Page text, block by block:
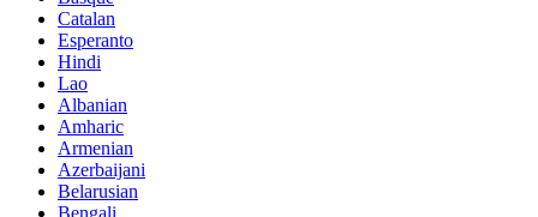
Catalan
Esperanto
Hindi
Lao
Albanian
Amharic
Armenian
Azerbaijani
Belarusian